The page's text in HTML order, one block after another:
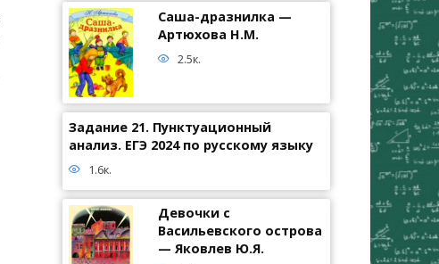
Саша-дразнилка —
Артюхова Н.М.
2.5к.
Задание 21. Пунктуационный
анализ. ЕГЭ 2024 по русскому языку
1.6к.
Девочки с
Васильевского острова
— Яковлев Ю.Я.